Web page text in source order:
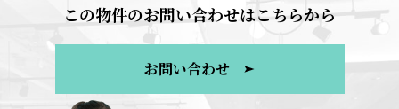
この物件のお問い合わせはこちらから
お問い合わせ